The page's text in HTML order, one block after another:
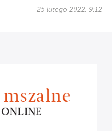
25 lutego 2022, 9:12